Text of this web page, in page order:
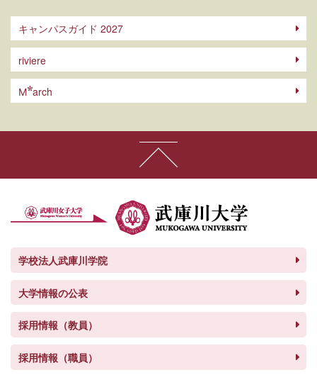
キャンパスガイド 2027
riviere
M arch
学校法人武庫川学院
大学情報の公表
採用情報（教員）
採用情報（職員）